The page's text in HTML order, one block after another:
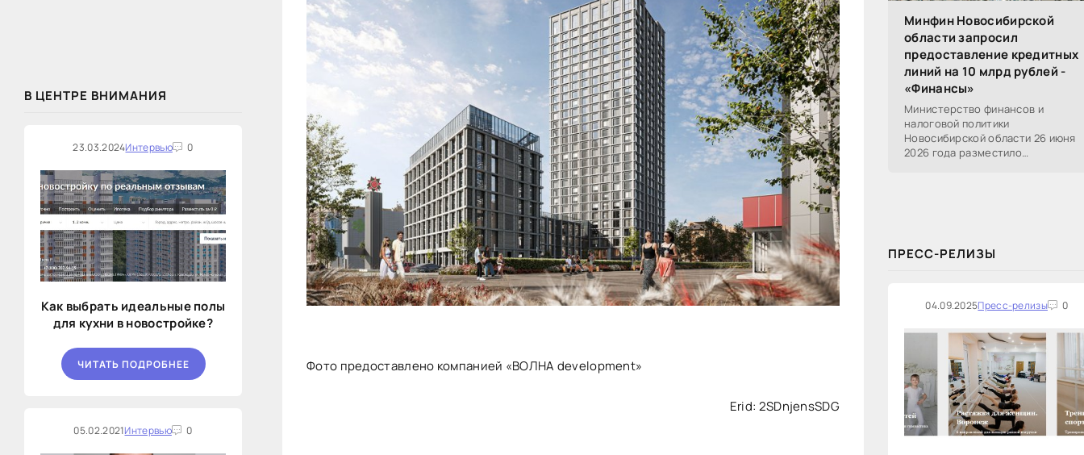
В ЦЕНТРЕ ВНИМАНИЯ
23.03.2024Интервью 0
Как выбрать идеальные полы
для кухни в новостройке?
ЧИТАТЬ ПОДРОБНЕЕ
05.02.2021Интервью 0
Фото предоставлено компанией «ВОЛНА development»
Erid: 2SDnjensSDG
Минфин Новосибирской
области запросил
предоставление кредитных
линий на 10 млрд рублей -
«Финансы»
Министерство финансов и
налоговой политики
Новосибирской области 26 июня
2026 года разместило
ПРЕСС-РЕЛИЗЫ
04.09.2025Пресс-релизы 0